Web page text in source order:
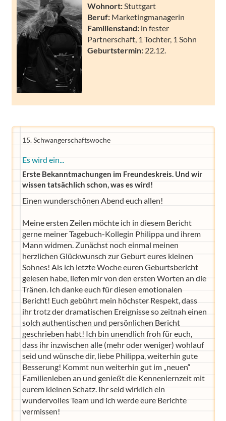
Wohnort: Stuttgart
Beruf: Marketingmanagerin
Familienstand: in fester
Partnerschaft, 1 Tochter, 1 Sohn
Geburtstermin: 22.12.
15. Schwangerschaftswoche
Es wird ein...
Erste Bekanntmachungen im Freundeskreis. Und wir
wissen tatsächlich schon, was es wird!
Einen wunderschönen Abend euch allen!
Meine ersten Zeilen möchte ich in diesem Bericht
gerne meiner Tagebuch-Kollegin Philippa und ihrem
Mann widmen. Zunächst noch einmal meinen
herzlichen Glückwunsch zur Geburt eures kleinen
Sohnes! Als ich letzte Woche euren Geburtsbericht
gelesen habe, liefen mir von den ersten Worten an die
Tränen. Ich danke euch für diesen emotionalen
Bericht! Euch gebührt mein höchster Respekt, dass
ihr trotz der dramatischen Ereignisse so zeitnah einen
solch authentischen und persönlichen Bericht
geschrieben habt! Ich bin unendlich froh für euch,
dass ihr inzwischen alle (mehr oder weniger) wohlauf
seid und wünsche dir, liebe Philippa, weiterhin gute
Besserung! Kommt nun weiterhin gut im „neuen“
Familienleben an und genießt die Kennenlernzeit mit
eurem kleinen Schatz. Ihr seid wirklich ein
wundervolles Team und ich werde eure Berichte
vermissen!